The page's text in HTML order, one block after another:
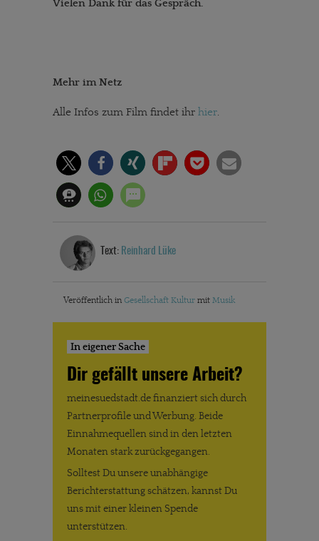
Vielen Dank für das Gespräch.
Mehr im Netz
Alle Infos zum Film findet ihr hier.
Text: Reinhard Lüke
Veröffentlich in Gesellschaft Kultur mit Musik
In eigener Sache
Dir gefällt unsere Arbeit?
meinesuedstadt.de finanziert sich durch
Partnerprofile und Werbung. Beide
Einnahmequellen sind in den letzten
Monaten stark zurückgegangen.
Solltest Du unsere unabhängige
Berichterstattung schätzen, kannst Du
uns mit einer kleinen Spende
unterstützen.